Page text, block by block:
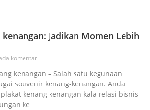
kenangan: Jadikan Momen Lebih
komentar
kenangan – Salah satu kegunaan
souvenir kenang-kenangan. Anda
kenang kenangan kala relasi bisnis
ke